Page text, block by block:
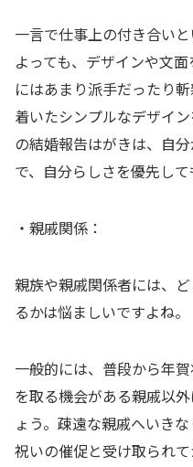
一言で仕事上の付き合い
よっても、デザインや文
にはあまり派手だったり
着いたシンプルなデザイ
の結婚報告はがきは、自
で、自分らしさを優先して
・親戚関係：
親族や親戚関係者には、
るかは悩ましいですよね。
一般的には、普段から年
を取る機会がある親戚以
ょう。疎遠な親戚へいき
祝いの催促と受け取られ